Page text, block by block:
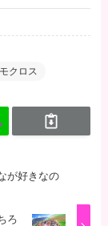
クロス
が好きなの
ろ